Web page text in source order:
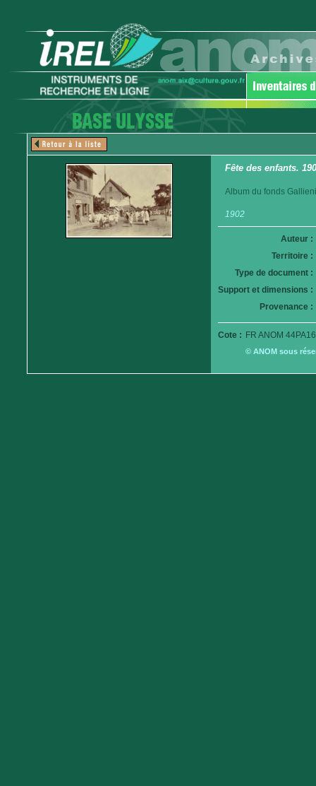
Fête des enfants.
Album du fonds
1902
Auteur :
Territoire :
Type de document :
Support et dimensions :
Provenance :
Cote : FR ANOM
© ANOM sous